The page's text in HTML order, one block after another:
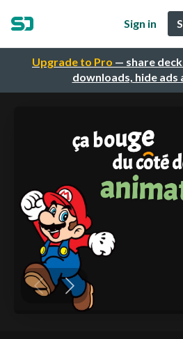
Upgrade to Pro — share
downloads, hide ads
Sign in